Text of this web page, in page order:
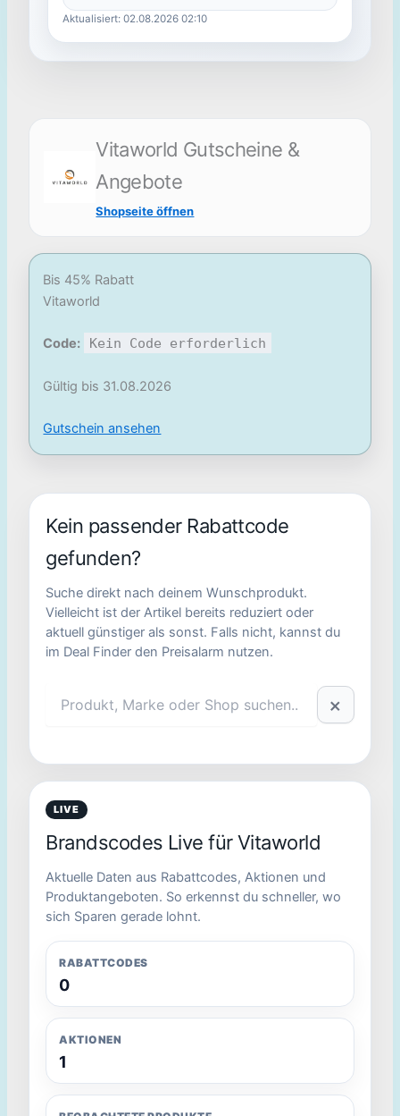
Aktualisiert: 02.08.2026 02:10
Vitaworld Gutscheine &
Angebote
Shopseite öffnen
Bis 45% Rabatt
Vitaworld
Code: Kein Code erforderlich
Gültig bis 31.08.2026
Gutschein ansehen
Kein passender Rabattcode
gefunden?
Suche direkt nach deinem Wunschprodukt.
Vielleicht ist der Artikel bereits reduziert oder
aktuell günstiger als sonst. Falls nicht, kannst du
im Deal Finder den Preisalarm nutzen.
×
LIVE
Brandscodes Live für Vitaworld
Aktuelle Daten aus Rabattcodes, Aktionen und
Produktangeboten. So erkennst du schneller, wo
sich Sparen gerade lohnt.
RABATTCODES
0
AKTIONEN
1